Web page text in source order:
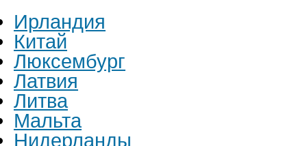
Ирландия
Китай
Люксембург
Латвия
Литва
Мальта
Нидерланды